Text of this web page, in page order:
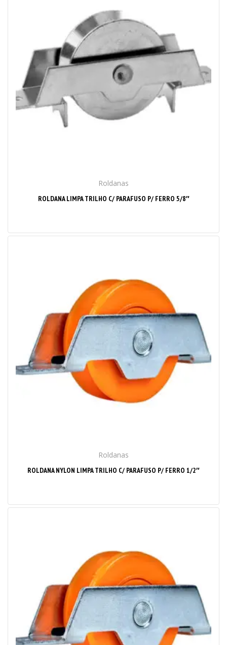
Roldanas
ROLDANA LIMPA TRILHO C/ PARAFUSO P/ FERRO 5/8″
Roldanas
ROLDANA NYLON LIMPA TRILHO C/ PARAFUSO P/ FERRO 1/2″